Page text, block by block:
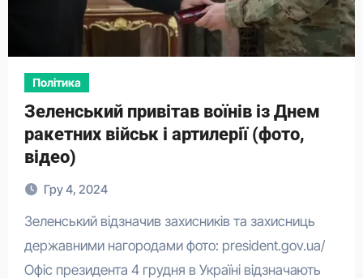
Політика
Зеленський привітав воїнів із Днем
ракетних військ і артилерії (фото,
відео)
Гру 4, 2024
Зеленський відзначив захисників та захисниць
державними нагородами фото: president.gov.ua/
Офіс президента 4 грудня в Україні відзначають